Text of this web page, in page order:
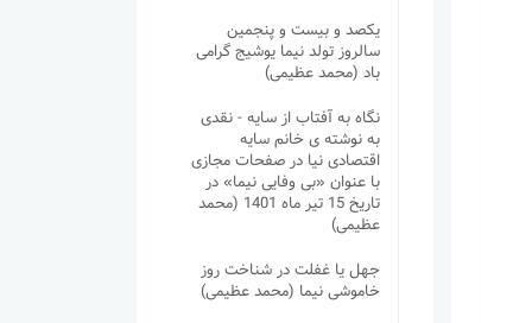
یکصد و بیست و پنجمین
سالروز تولد نیما یوشیج گرامی
باد (محمد عظیمی)
نگاه به آفتاب از سایه - نقدی
به نوشته ی خانم سایه
اقتصادی نیا در صفحات مجازی
با عنوان «بی وفایی نیما» در
تاریخ 15 تیر ماه 1401 (محمد
عظیمی)
جهل یا غفلت در شناخت روز
خاموشی نیما (محمد عظیمی)